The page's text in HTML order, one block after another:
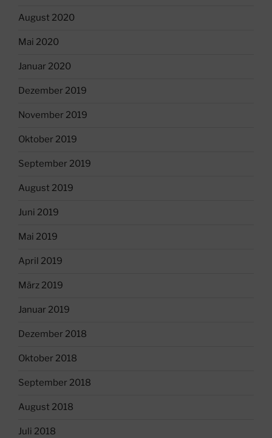
August 2020
Mai 2020
Januar 2020
Dezember 2019
November 2019
Oktober 2019
September 2019
August 2019
Juni 2019
Mai 2019
April 2019
März 2019
Januar 2019
Dezember 2018
Oktober 2018
September 2018
August 2018
Juli 2018